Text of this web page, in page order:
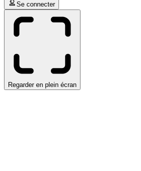
Se connecter
Regarder en plein écran